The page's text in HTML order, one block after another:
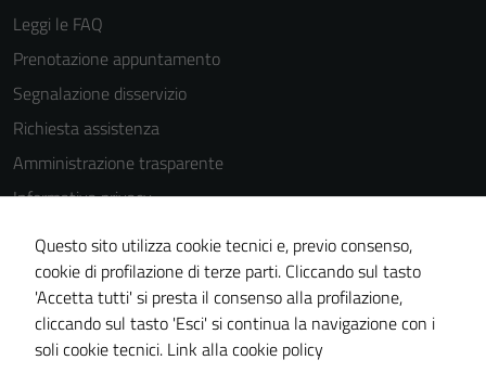
Leggi le FAQ
Prenotazione appuntamento
Segnalazione disservizio
Richiesta assistenza
Amministrazione trasparente
Informativa privacy
Cookie Policy
Note legali
Dichiarazione di accessibilità
Piano di miglioramento del sito
Questo sito utilizza cookie tecnici e, previo consenso,
cookie di profilazione di terze parti. Cliccando sul tasto
'Accetta tutti' si presta il consenso alla profilazione,
cliccando sul tasto 'Esci' si continua la navigazione con i
soli cookie tecnici. Link alla cookie policy